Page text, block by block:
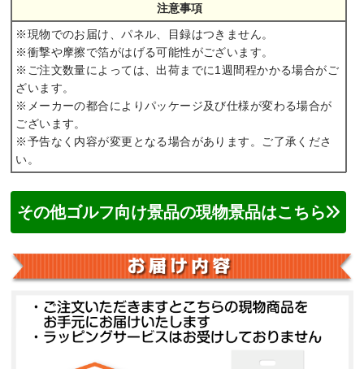
注意事項
※現物でのお届け、パネル、目録はつきません。
※衝撃や摩擦で箔がはげる可能性がございます。
※ご注文数量によっては、出荷までに1週間程かかる場合がご
ざいます。
※メーカーの都合によりパッケージ及び仕様が変わる場合が
ございます。
※予告なく内容が変更となる場合があります。ご了承くださ
い。
その他ゴルフ向け景品の現物景品はこちら